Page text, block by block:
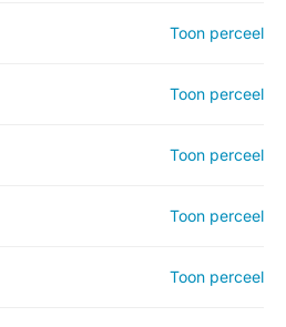
Toon perceel
Toon perceel
Toon perceel
Toon perceel
Toon perceel